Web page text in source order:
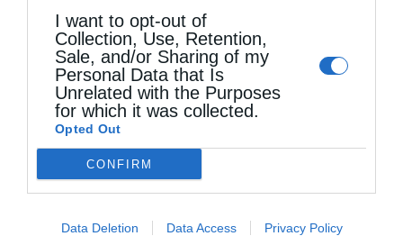
I want to opt-out of
Collection, Use, Retention,
Sale, and/or Sharing of my
Personal Data that Is
Unrelated with the Purposes
for which it was collected.
Opted Out
CONFIRM
Data Deletion Data Access Privacy Policy
Ο Νεαπόλεως στο Ιερό Παρεκκλήσι Αγίας
Παρασκευής Παλαιοκάστρου...